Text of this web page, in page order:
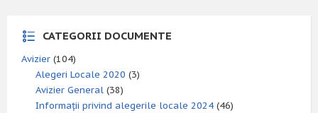
CATEGORII DOCUMENTE
Avizier (104)
Alegeri Locale 2020 (3)
Avizier General (38)
Informații privind alegerile locale 2024 (46)